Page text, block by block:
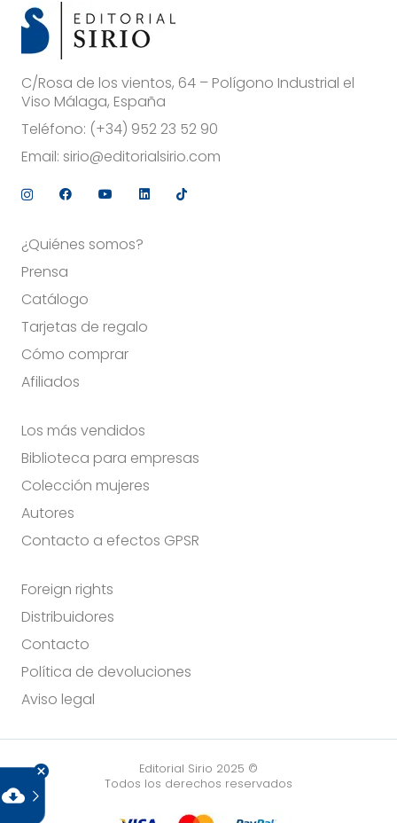
C/Rosa de los vientos, 64 – Polígono Industrial el
Viso Málaga, España
Teléfono: (+34) 952 23 52 90
Email: sirio@editorialsirio.com
cloud_download
¿Quiénes somos?
Prensa
Catálogo
Tarjetas de regalo
Cómo comprar
Afiliados
Los más vendidos
Biblioteca para empresas
Colección mujeres
Autores
Contacto a efectos GPSR
Foreign rights
Distribuidores
Contacto
Política de devoluciones
Aviso legal
Editorial Sirio 2025 ©
Todos los derechos reservados